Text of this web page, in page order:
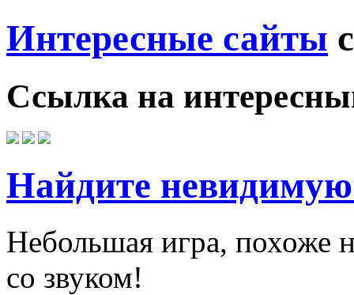
Интересные сайты
Ссылка на
Найдите
Небольшая игра, похоже
со звуком!